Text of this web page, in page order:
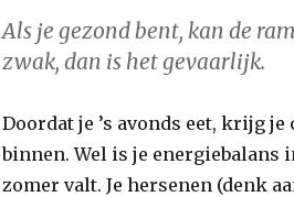
Als je gezond bent, kan de
zwak, dan is het gevaarlijk.
Doordat je ’s avonds eet, krijg
binnen. Wel is je energiebalans
zomer valt. Je hersenen (denk